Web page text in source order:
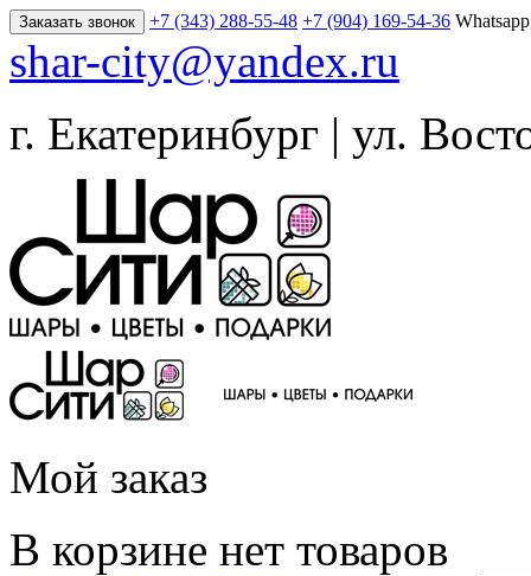
Заказать звонок +7 (343) 288-55-48 +7 (904) 169-54-36
shar-city@yandex.ru
г. Екатеринбург | ул.
Мой заказ
В корзине нет товаров